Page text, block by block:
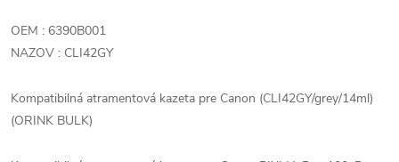
OEM : 6390B001
NAZOV : CLI42GY
Kompatibilná atramentová kazeta pre Canon (CLI42GY/grey/14ml)
(ORINK BULK)